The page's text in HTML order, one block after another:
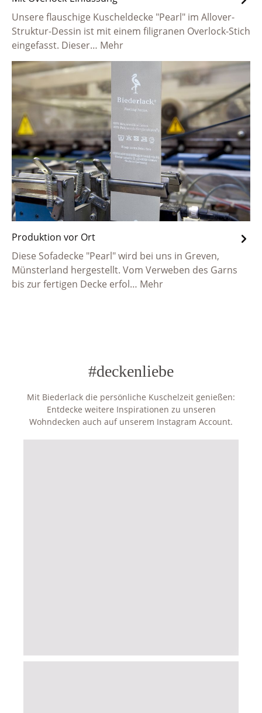
Unsere flauschige Kuscheldecke "Pearl" im Allover-
Struktur-Dessin ist mit einem filigranen Overlock-Stich
eingefasst. Dieser… Mehr
Produktion vor Ort
Diese Sofadecke "Pearl" wird bei uns in Greven,
Münsterland hergestellt. Vom Verweben des Garns
bis zur fertigen Decke erfol… Mehr
#deckenliebe
Mit Biederlack die persönliche Kuschelzeit genießen:
Entdecke weitere Inspirationen zu unseren
Wohndecken auch auf unserem Instagram Account.